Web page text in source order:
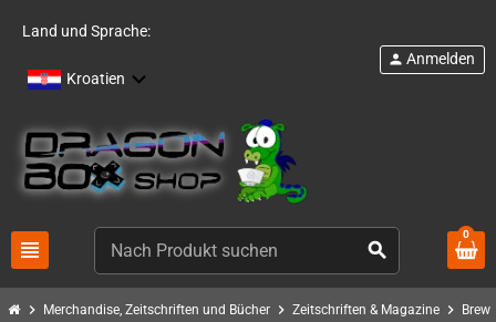
Land und Sprache:
Kroatien
view_headline search
person Anmelden
0
chevron_right Merchandise, Zeitschriften und Bücher chevron_right Zeitschriften & Magazine chevron_right